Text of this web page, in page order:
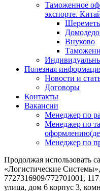
Таможенное
экспорте.
Внуково
Полезная
Новости и
Договоры
Контакты
Вакансии
Менеджер по
Менеджер по
Менеджер по
Продолжая использовать
«Логистические
7727316909/772701001,
улица, дом 6 корпус 3,